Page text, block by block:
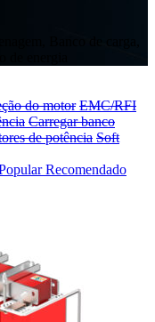
do motor EMC/RFI
Carregar banco
de potência Soft
Recomendado